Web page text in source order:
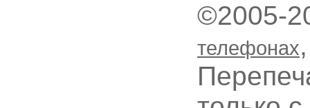
©2005-
телефонах